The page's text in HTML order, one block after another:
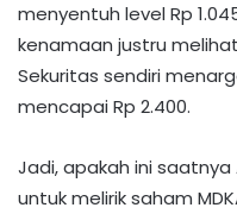
menyentuh level Rp
kenamaan justru
Sekuritas sendiri
mencapai Rp 2.400.
Jadi, apakah ini
untuk melirik saham